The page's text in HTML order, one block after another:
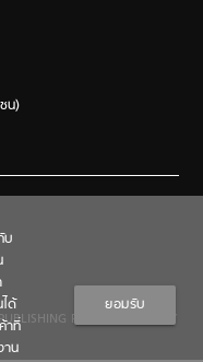
น)
PUBLIC COMPANY
บ
ด้
าที่
น
ยอมรับ